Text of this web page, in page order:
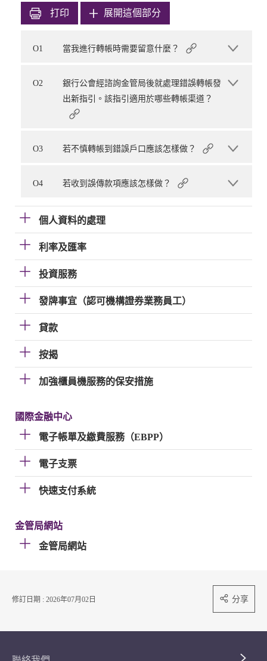
打印 展開這個部分
O1 當我進行轉帳時需要留意什麼？
O2
銀行公會經諮詢金管局後就處理錯誤轉帳發
出新指引。該指引適用於哪些轉帳渠道？
O3 若不慎轉帳到錯誤戶口應該怎樣做？
O4 若收到誤傳款項應該怎樣做？
個人資料的處理
利率及匯率
投資服務
發牌事宜（認可機構證券業務員工）
貸款
按揭
加強櫃員機服務的保安措施
國際金融中心
電子帳單及繳費服務（EBPP）
電子支票
快速支付系統
金管局網站
金管局網站
修訂日期 : 2026年07月02日 分享